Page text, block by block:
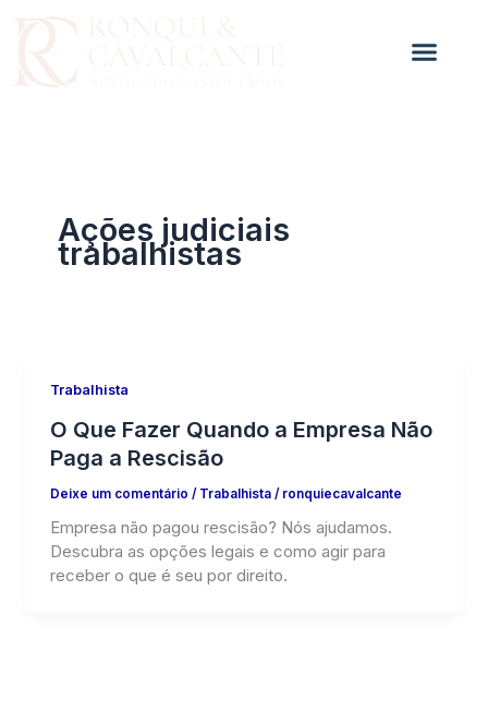
Ações judiciais
trabalhistas
Trabalhista
O Que Fazer Quando a Empresa Não
Paga a Rescisão
Deixe um comentário / Trabalhista/ ronquiecavalcante
Empresa não pagou rescisão? Nós ajudamos.
Descubra as opções legais e como agir para
receber o que é seu por direito.